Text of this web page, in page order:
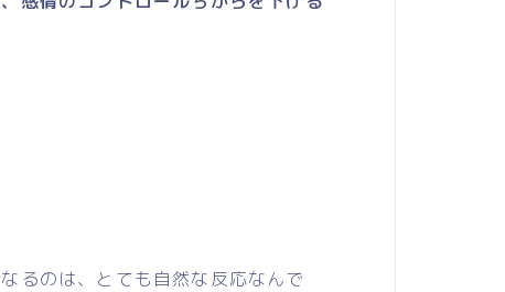
るのは、とても自然な反応なんで